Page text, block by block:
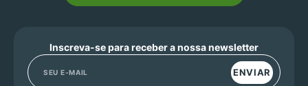
Inscreva-se para receber a nossa newsletter
ENVIAR